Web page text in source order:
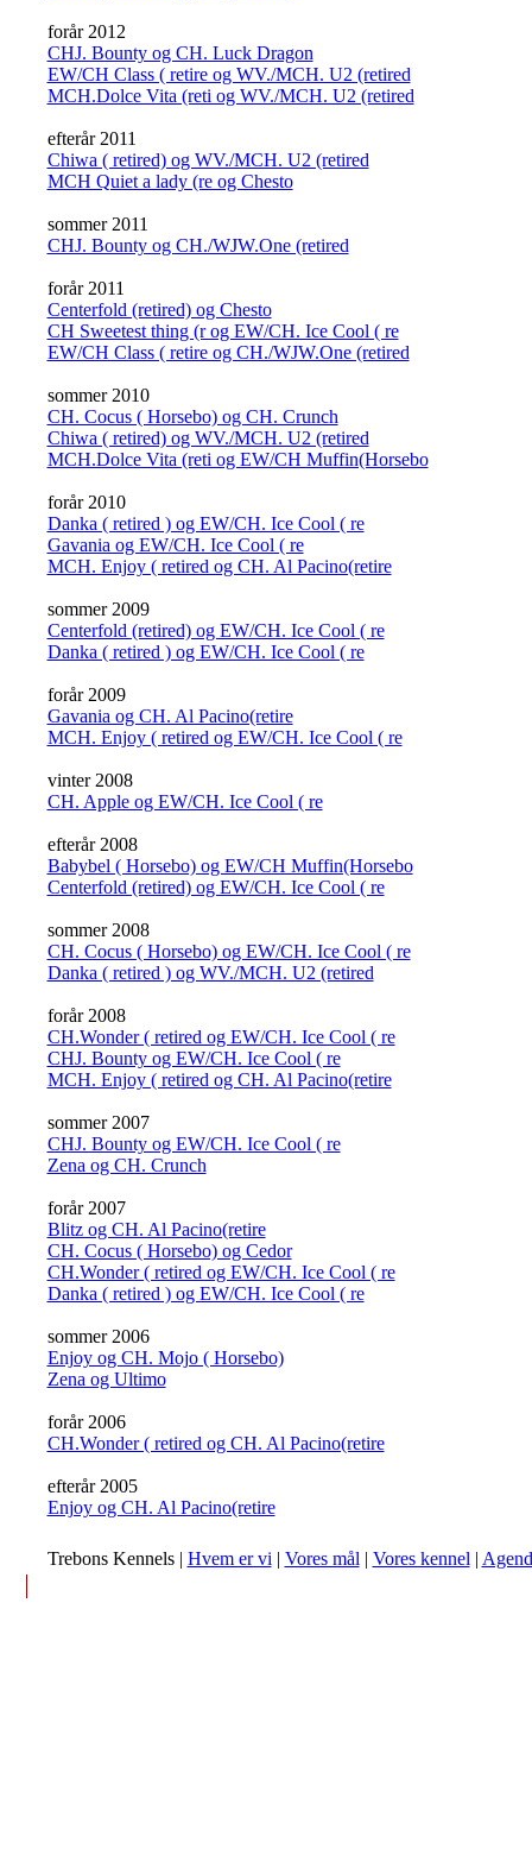
forår 2012
CHJ. Bounty og CH. Luck Dragon
EW/CH Class ( retire og WV./MCH. U2 (retired
MCH.Dolce Vita (reti og WV./MCH. U2 (retired
efterår 2011
Chiwa ( retired) og WV./MCH. U2 (retired
MCH Quiet a lady (re og Chesto
sommer 2011
CHJ. Bounty og CH./WJW.One (retired
forår 2011
Centerfold (retired) og Chesto
CH Sweetest thing (r og EW/CH. Ice Cool ( re
EW/CH Class ( retire og CH./WJW.One (retired
sommer 2010
CH. Cocus ( Horsebo) og CH. Crunch
Chiwa ( retired) og WV./MCH. U2 (retired
MCH.Dolce Vita (reti og EW/CH Muffin(Horsebo
forår 2010
Danka ( retired ) og EW/CH. Ice Cool ( re
Gavania og EW/CH. Ice Cool ( re
MCH. Enjoy ( retired og CH. Al Pacino(retire
sommer 2009
Centerfold (retired) og EW/CH. Ice Cool ( re
Danka ( retired ) og EW/CH. Ice Cool ( re
forår 2009
Gavania og CH. Al Pacino(retire
MCH. Enjoy ( retired og EW/CH. Ice Cool ( re
vinter 2008
CH. Apple og EW/CH. Ice Cool ( re
efterår 2008
Babybel ( Horsebo) og EW/CH Muffin(Horsebo
Centerfold (retired) og EW/CH. Ice Cool ( re
sommer 2008
CH. Cocus ( Horsebo) og EW/CH. Ice Cool ( re
Danka ( retired ) og WV./MCH. U2 (retired
forår 2008
CH.Wonder ( retired og EW/CH. Ice Cool ( re
CHJ. Bounty og EW/CH. Ice Cool ( re
MCH. Enjoy ( retired og CH. Al Pacino(retire
sommer 2007
CHJ. Bounty og EW/CH. Ice Cool ( re
Zena og CH. Crunch
forår 2007
Blitz og CH. Al Pacino(retire
CH. Cocus ( Horsebo) og Cedor
CH.Wonder ( retired og EW/CH. Ice Cool ( re
Danka ( retired ) og EW/CH. Ice Cool ( re
sommer 2006
Enjoy og CH. Mojo ( Horsebo)
Zena og Ultimo
forår 2006
CH.Wonder ( retired og CH. Al Pacino(retire
efterår 2005
Enjoy og CH. Al Pacino(retire
Trebons Kennels | Hvem er vi | Vores mål | Vores kennel |